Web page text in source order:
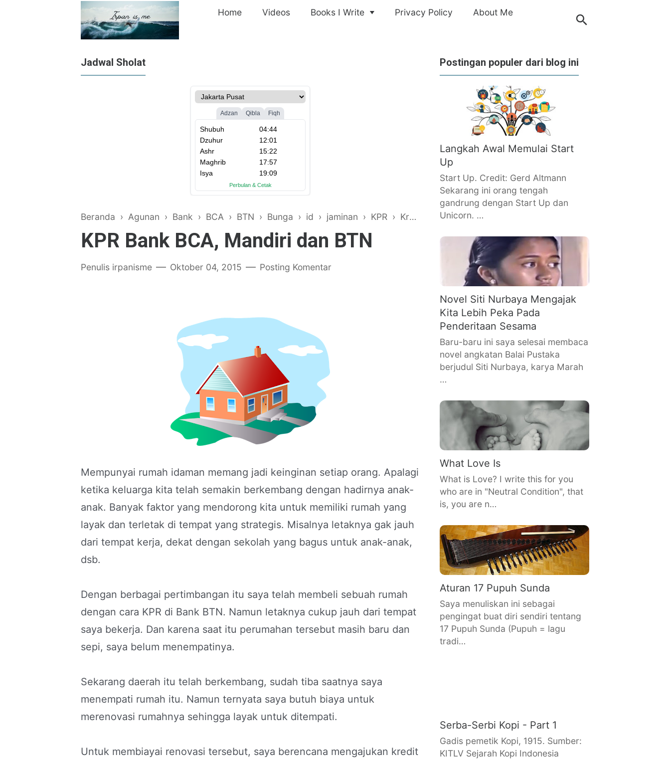
Home Videos Books I Write Privacy Policy About Me
Jadwal Sholat
Beranda › Agunan › Bank › BCA › BTN › Bunga › id › jaminan › KPR › Kredit KTA ›Mandiri
KPR Bank BCA, Mandiri dan BTN
Penulis irpanisme Oktober 04, 2015 Posting Komentar
Mempunyai rumah idaman memang jadi keinginan setiap orang. Apalagi
ketika keluarga kita telah semakin berkembang dengan hadirnya anak-
anak. Banyak faktor yang mendorong kita untuk memiliki rumah yang
layak dan terletak di tempat yang strategis. Misalnya letaknya gak jauh
dari tempat kerja, dekat dengan sekolah yang bagus untuk anak-anak,
dsb.
Dengan berbagai pertimbangan itu saya telah membeli sebuah rumah
dengan cara KPR di Bank BTN. Namun letaknya cukup jauh dari tempat
saya bekerja. Dan karena saat itu perumahan tersebut masih baru dan
sepi, saya belum menempatinya.
Sekarang daerah itu telah berkembang, sudah tiba saatnya saya
menempati rumah itu. Namun ternyata saya butuh biaya untuk
merenovasi rumahnya sehingga layak untuk ditempati.
Untuk membiayai renovasi tersebut, saya berencana mengajukan kredit
Postingan populer dari blog ini
Langkah Awal Memulai Start
Up
Start Up. Credit: Gerd Altmann
Sekarang ini orang tengah
gandrung dengan Start Up dan
Unicorn. …
Novel Siti Nurbaya Mengajak
Kita Lebih Peka Pada
Penderitaan Sesama
Baru-baru ini saya selesai membaca
novel angkatan Balai Pustaka
berjudul Siti Nurbaya, karya Marah
…
What Love Is
What is Love? I write this for you
who are in "Neutral Condition", that
is, you are n…
Aturan 17 Pupuh Sunda
Saya menuliskan ini sebagai
pengingat buat diri sendiri tentang
17 Pupuh Sunda (Pupuh = lagu
tradi…
Serba-Serbi Kopi - Part 1
Gadis pemetik Kopi, 1915. Sumber:
KITLV Sejarah Kopi Indonesia